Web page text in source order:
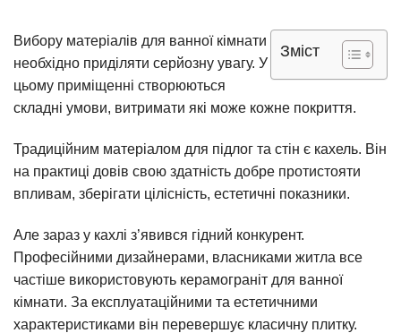
Зміст
Вибору матеріалів для ванної кімнати
необхідно приділяти серйозну увагу. У
цьому приміщенні створюються
складні умови, витримати які може кожне покриття.
Традиційним матеріалом для підлог та стін є кахель. Він
на практиці довів свою здатність добре протистояти
впливам, зберігати цілісність, естетичні показники.
Але зараз у кахлі з’явився гідний конкурент.
Професійними дизайнерами, власниками житла все
частіше використовують керамограніт для ванної
кімнати. За експлуатаційними та естетичними
характеристиками він перевершує класичну плитку.